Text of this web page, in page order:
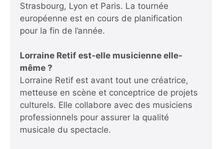
Strasbourg, Lyon et Paris. La tournée
européenne est en cours de planification
pour la fin de l’année.
Lorraine Retif est-elle musicienne elle-
même ?
Lorraine Retif est avant tout une créatrice,
metteuse en scène et conceptrice de projets
culturels. Elle collabore avec des musiciens
professionnels pour assurer la qualité
musicale du spectacle.